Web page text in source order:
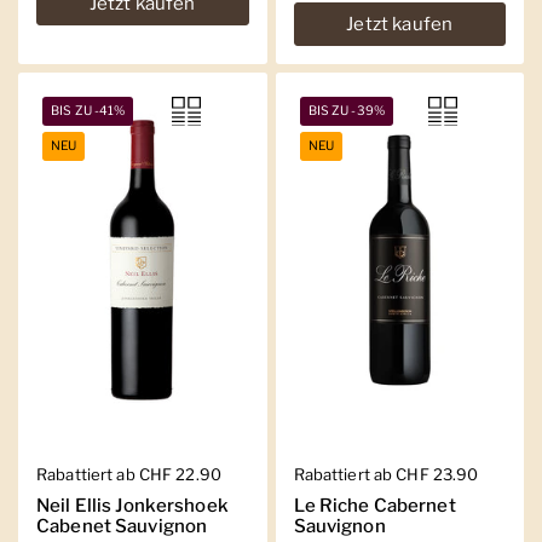
Jetzt kaufen
Regulärer Preis
Rabattiert ab CHF 22.90
Neil Ellis Jonkershoek
Cabenet Sauvignon
BIS ZU -41%
NEU
Regulärer Preis
Rabattiert ab CHF 23.90
Le Riche Cabernet
Sauvignon
BIS ZU -39%
NEU